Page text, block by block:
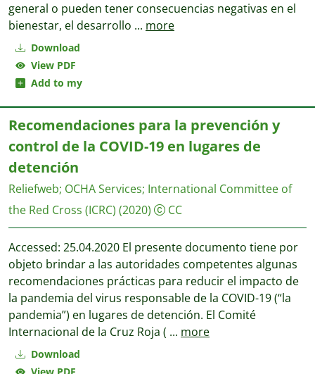
Download
View PDF
Add to my
general o pueden tener consecuencias negativas en el
bienestar, el desarrollo ... more
Download
Recomendaciones para la prevención y
control de la COVID-19 en lugares de
detención
Reliefweb; OCHA Services; International Committee of
the Red Cross (ICRC) (2020) CC
Accessed: 25.04.2020 El presente documento tiene por
objeto brindar a las autoridades competentes algunas
recomendaciones prácticas para reducir el impacto de
la pandemia del virus responsable de la COVID-19 (“la
pandemia”) en lugares de detención. El Comité
Internacional de la Cruz Roja ( ... more